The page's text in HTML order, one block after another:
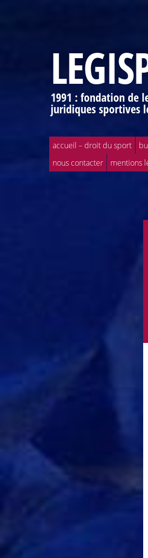
1991 : fondation de
juridiques sportives
accueil – droit du sport
nous contacter
mentions